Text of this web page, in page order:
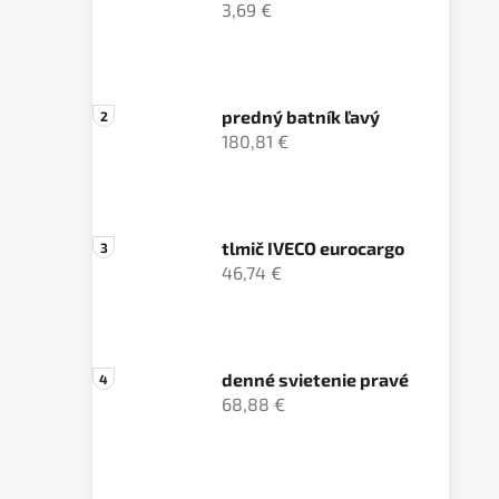
3,69 €
predný batník ľavý
180,81 €
tlmič IVECO eurocargo
46,74 €
denné svietenie pravé
68,88 €